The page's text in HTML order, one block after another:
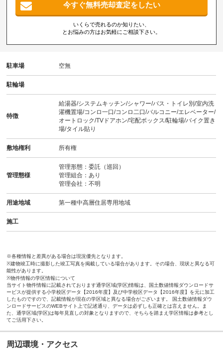
今すぐ無料売却査定をしたい
いくらで売れるのか知りたい、
とお悩みの方はお気軽にご相談下さい。
駐車場 空無
駐輪場
特徴
給湯器/システムキッチン/シャワー/バス・トイレ別/室内洗
濯機置場/コンロ一口/コンロ二口/バルコニー/エレベーター/
オートロック/TVドアホン/宅配ボックス/駐輪場/バイク置き
場/タイル貼り
敷地権利 所有権
管理態様
管理形態：委託（巡回）
管理組合：あり
管理会社：不明
用途地域 第一種中高層住居専用地域
施工
※各種情報と差異がある場合は現況優先となります。
※建物竣工時に撮影した竣工写真を掲載している場合があります。その場合、現状と異なる可
能性があります。
※物件情報の学区情報について
当サイト物件情報に記載されております通学区域(学区)情報は、国土数値情報ダウンロードサ
ービスが提供する小学校区データ【2016年度】及び中学校区データ【2016年度】を元に加工
したものですので、記載情報が現在の学区域と異なる場合がございます。 国土数値情報ダウ
ンロードサービスのWEBサイト上で記述通り、データは必ずしも正確とは言えません。ま
た、通学区域(学区)は毎年見直しの対象となりますので、そちらを踏まえ学区情報は参考とし
てご活用下さい。
周辺環境・アクセス